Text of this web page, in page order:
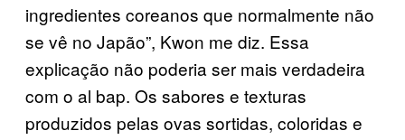
ingredientes coreanos que normalmente não
se vê no Japão”, Kwon me diz. Essa
explicação não poderia ser mais verdadeira
com o al bap. Os sabores e texturas
produzidos pelas ovas sortidas, coloridas e